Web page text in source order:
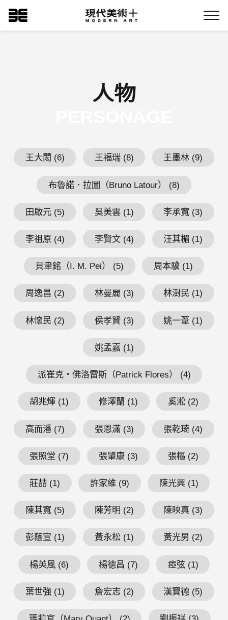
到
主
現代美術+Logo
Menu
人物
王大閎 (6) 王福瑞 (8) 王墨林 (9)
布魯諾．拉圖（Bruno Latour） (8)
田啟元 (5) 吳美雲 (1) 李承寬 (3)
李祖原 (4) 李賢文 (4) 汪其楣 (1)
貝聿銘（I. M. Pei） (5) 周本驥 (1)
周逸昌 (2) 林曼麗 (3) 林澍民 (1)
林懷民 (2) 侯孝賢 (3) 姚一葦 (1)
姚孟嘉 (1)
派崔克・佛洛雷斯（Patrick Flores） (4)
胡兆煇 (1) 修澤蘭 (1) 奚淞 (2)
高而潘 (7) 張恩滿 (3) 張乾琦 (4)
張照堂 (7) 張肇康 (3) 張樞 (2)
莊喆 (1) 許家維 (9) 陳光興 (1)
陳其寬 (5) 陳芳明 (2) 陳映真 (3)
彭蔭宣 (1) 黃永松 (1) 黃光男 (2)
楊英風 (6) 楊德昌 (7) 瘂弦 (1)
葉世強 (1) 詹宏志 (2) 漢寶德 (5)